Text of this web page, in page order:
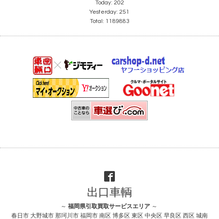
Today: 202
Yesterday: 251
Total: 1189883
出口車輌
～ 福岡県引取買取サービスエリア～
春日市 大野城市 那珂川市 福岡市 南区 博多区 東区 中央区 早良区 西区 城南